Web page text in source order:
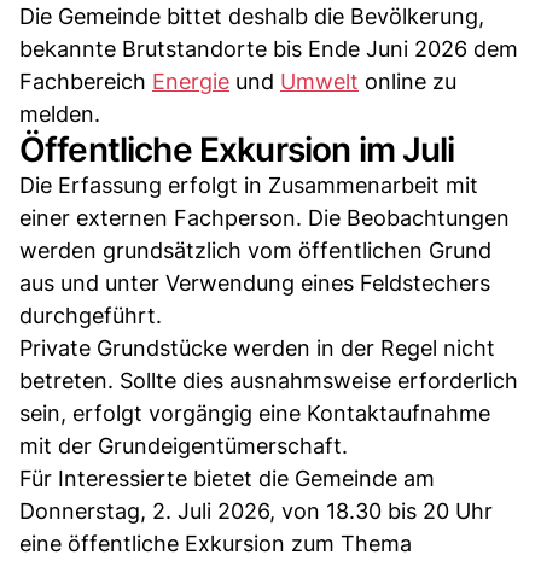
Die Gemeinde bittet deshalb die Bevölkerung,
bekannte Brutstandorte bis Ende Juni 2026 dem
Fachbereich Energie und Umwelt online zu
melden.
Öffentliche Exkursion im Juli
Die Erfassung erfolgt in Zusammenarbeit mit
einer externen Fachperson. Die Beobachtungen
werden grundsätzlich vom öffentlichen Grund
aus und unter Verwendung eines Feldstechers
durchgeführt.
Private Grundstücke werden in der Regel nicht
betreten. Sollte dies ausnahmsweise erforderlich
sein, erfolgt vorgängig eine Kontaktaufnahme
mit der Grundeigentümerschaft.
Für Interessierte bietet die Gemeinde am
Donnerstag, 2. Juli 2026, von 18.30 bis 20 Uhr
eine öffentliche Exkursion zum Thema